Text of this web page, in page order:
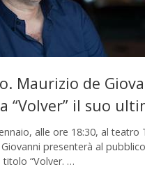
Maurizio de
“Volver” il suo
alle ore 18:30, al teatro
presenterà al
“Volver. …